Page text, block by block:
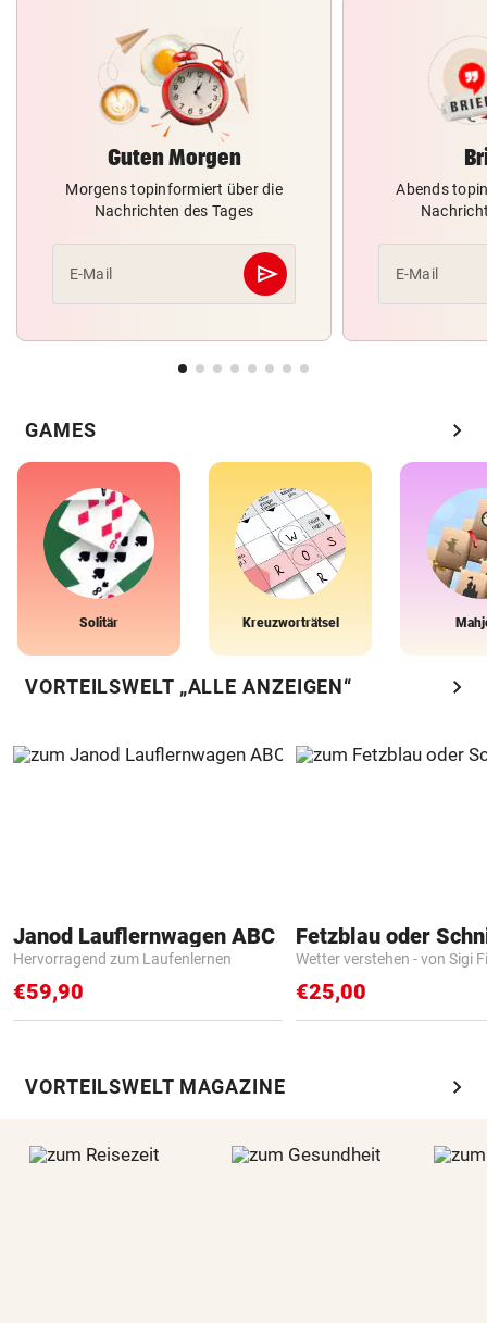
Guten Morgen
Morgens topinformiert über die
Nachrichten des Tages
E-Mail send
Abschicken
Abends
E-Mail
GAMES chevron_right
Solitär Kreuzworträtsel
VORTEILSWELT „ALLE ANZEIGEN“ chevron_right
Janod Lauflernwagen ABC
Hervorragend zum Laufenlernen
€59,90
Fetzblau oder
Wetter verstehen - von Sigi
€25,00
VORTEILSWELT MAGAZINE chevron_right